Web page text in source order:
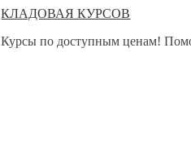
КЛАДОВАЯ КУРСОВ
Курсы по доступным ценам!